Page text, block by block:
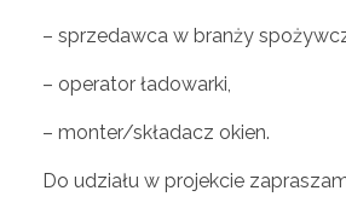
y
c
h
– sprzedawca w branży
– operator ładowarki,
– monter/składacz okien.
Do udziału w projekcie